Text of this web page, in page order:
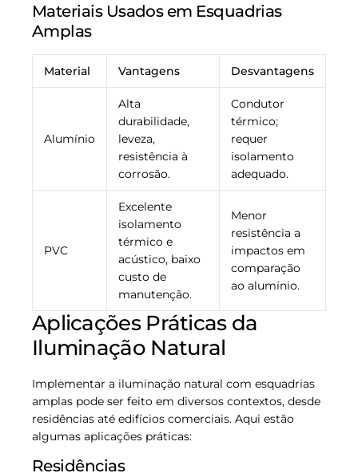
Materiais Usados em Esquadrias
Amplas
Material Vantagens Desvantagens
Alumínio
Alta
durabilidade,
leveza,
resistência à
corrosão.
Condutor
térmico;
requer
isolamento
adequado.
PVC
Excelente
isolamento
térmico e
acústico, baixo
custo de
manutenção.
Menor
resistência a
impactos em
comparação
ao alumínio.
Aplicações Práticas da
Iluminação Natural
Implementar a iluminação natural com esquadrias
amplas pode ser feito em diversos contextos, desde
residências até edifícios comerciais. Aqui estão
algumas aplicações práticas:
Residências